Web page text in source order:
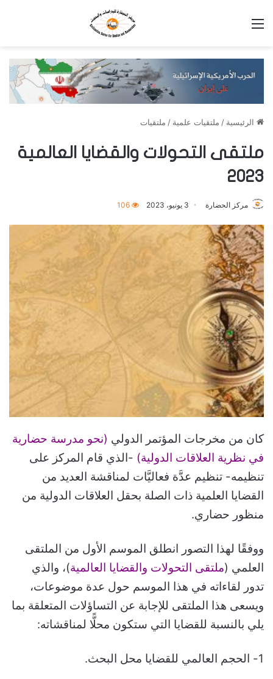
الرئيسية / ملتقيات علمية / ملتقيات
ملتقى التحولات والقضايا العالمية
2023
مركز الحضارة 3 يونيو، 2023 106
كان من مخرجات المؤتمر الدولي (نحو مدرسة حضارية
في نظرية العلاقات الدولية) -الذي قام المركز على
تنظيمه- تنظيم عدَّة فعاليَّات لمناقشة العديد من
القضايا العلمية ذات الصلة بحقل العلاقات الدولية من
منظور حضاري.
ووفقًا لهذا التصور انطلق الموسم الأول من الملتقى
العلمي (ملتقى التحولات والقضايا العالمية)، والذي
تدور لقاءاته في هذا الموسم حول عدة موضوعات،
ويسعى هذا الملتقى للإجابة عن التساؤلات المتعلقة بما
يلي بالنسبة للقضايا التي ستكون محلًّا لمناقشاته:
1- الحجم العالمي للقضايا محل البحث.